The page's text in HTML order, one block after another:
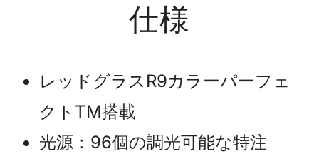
仕様
レッドグラスR9カラーパーフェ
クトTM搭載
光源：96個の調光可能な特注